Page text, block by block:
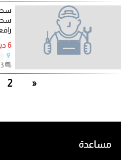
6 دينار
12/11/2023
2 »
مساعدة